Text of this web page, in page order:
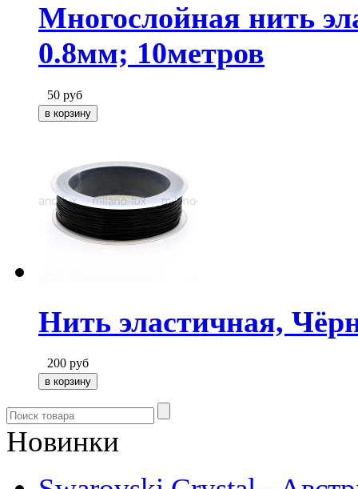
Многослойная нить
0.8мм; 10метров
50 руб
Нить эластичная,
200 руб
Новинки